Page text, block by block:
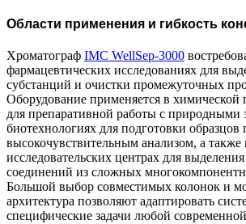
Области применения и гибкость
Хроматограф IMC WellSep-3000
фармацевтических исследованиях для
субстанций и очистки промежуточных
Оборудование применяется в
для препаративной работы с природными
биотехнологиях для подготовки образцов
высокочувствительным анализом, а также
исследовательских центрах для
соединений из сложных
Большой выбор совместимых колонок и
архитектура позволяют адаптировать
специфические задачи любой